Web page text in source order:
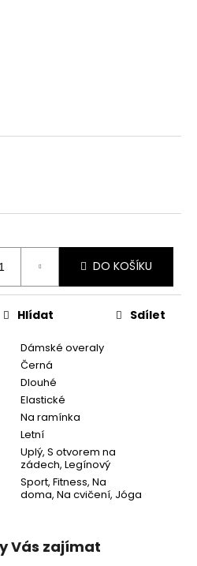
DO KOŠÍKU
Dámské overaly
Černá
Dlouhé
Elastické
Na ramínka
Letní
Uplý, S otvorem na
zádech, Legínový
Sport, Fitness, Na
doma, Na cvičení, Jóga
Hlídat Sdílet